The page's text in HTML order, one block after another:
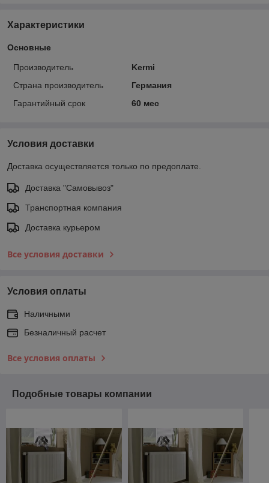
Характеристики
Основные
Производитель
Kermi
Страна производитель
Германия
Гарантийный срок
60 мес
Условия доставки
Доставка осуществляется только по предоплате.
Доставка "Самовывоз"
Транспортная компания
Доставка курьером
Все условия доставки
Условия оплаты
Наличными
Безналичный расчет
Все условия оплаты
Подобные товары компании